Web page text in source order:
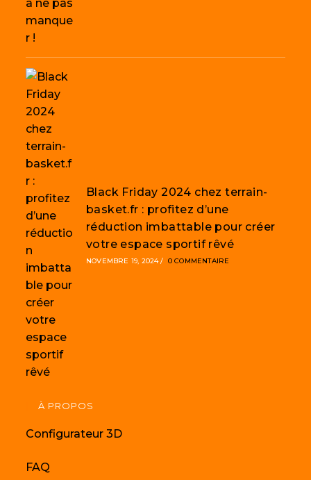
Black Friday 2024 chez terrain-
basket.fr : profitez d’une
réduction imbattable pour créer
votre espace sportif rêvé
NOVEMBRE 19, 2024 / 0 COMMENTAIRE
À PROPOS
Configurateur 3D
FAQ